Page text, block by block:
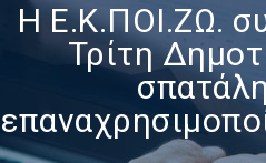
Η Ε.Κ.ΠΟΙ.ΖΩ.
Τρίτη